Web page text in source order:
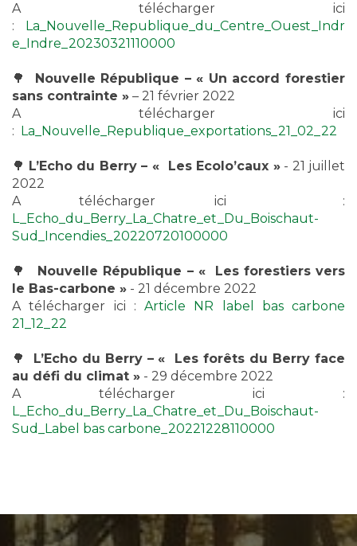
A télécharger ici
: La_Nouvelle_Republique_du_Centre_Ouest_Indr
e_Indre_20230321110000
🌳 Nouvelle République – « Un accord forestier
sans contrainte » – 21 février 2022
A télécharger ici
: La_Nouvelle_Republique_exportations_21_02_22
🌳 L’Echo du Berry – « Les Ecolo’caux »- 21 juillet
2022
A télécharger ici :
L_Echo_du_Berry_La_Chatre_et_Du_Boischaut-
Sud_Incendies_20220720100000
🌳 Nouvelle République – « Les forestiers vers
le Bas-carbone » - 21 décembre 2022
A télécharger ici : Article NR label bas carbone
21_12_22
🌳 L’Echo du Berry – « Les forêts du Berry face
au défi du climat » - 29 décembre 2022
A télécharger ici :
L_Echo_du_Berry_La_Chatre_et_Du_Boischaut-
Sud_Label bas carbone_20221228110000